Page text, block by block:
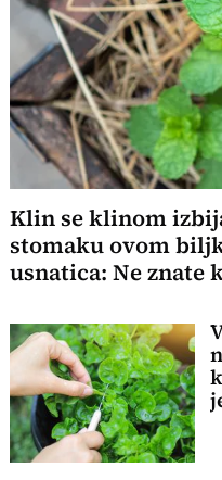
Klin se klinom
stomaku ovom
usnatica: Ne znate